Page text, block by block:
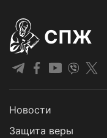
СПЖ
Новости
Защита веры